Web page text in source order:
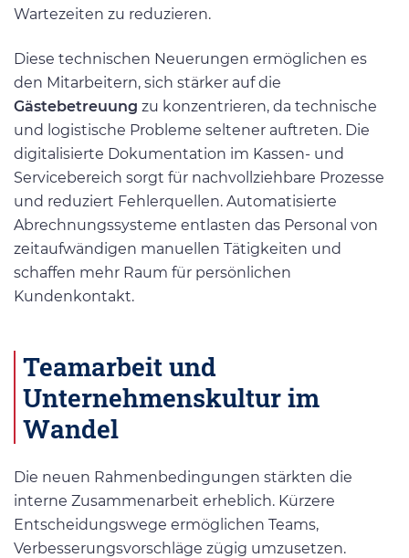
Wartezeiten zu reduzieren.
Diese technischen Neuerungen ermöglichen es
den Mitarbeitern, sich stärker auf die
Gästebetreuung zu konzentrieren, da technische
und logistische Probleme seltener auftreten. Die
digitalisierte Dokumentation im Kassen- und
Servicebereich sorgt für nachvollziehbare Prozesse
und reduziert Fehlerquellen. Automatisierte
Abrechnungssysteme entlasten das Personal von
zeitaufwändigen manuellen Tätigkeiten und
schaffen mehr Raum für persönlichen
Kundenkontakt.
Teamarbeit und
Unternehmenskultur im
Wandel
Die neuen Rahmenbedingungen stärkten die
interne Zusammenarbeit erheblich. Kürzere
Entscheidungswege ermöglichen Teams,
Verbesserungsvorschläge zügig umzusetzen.